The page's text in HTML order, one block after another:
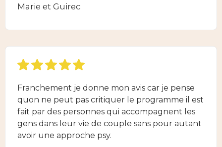
Marie et Guirec
Franchement je donne mon avis car je pense
quon ne peut pas critiquer le programme il est
fait par des personnes qui accompagnent les
gens dans leur vie de couple sans pour autant
avoir une approche psy.